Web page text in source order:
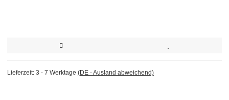
Lieferzeit: 3 - 7 Werktage (DE - Ausland abweichend)